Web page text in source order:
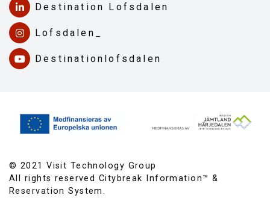
Destination Lofsdalen
Lofsdalen_
Destinationlofsdalen
© 2021 Visit Technology Group
All rights reserved Citybreak Information™ &
Reservation System.